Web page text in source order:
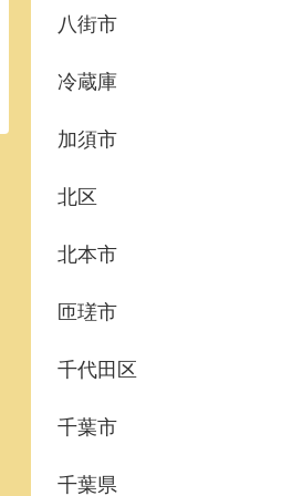
八街市
冷蔵庫
加須市
北区
北本市
匝瑳市
千代田区
千葉市
千葉県